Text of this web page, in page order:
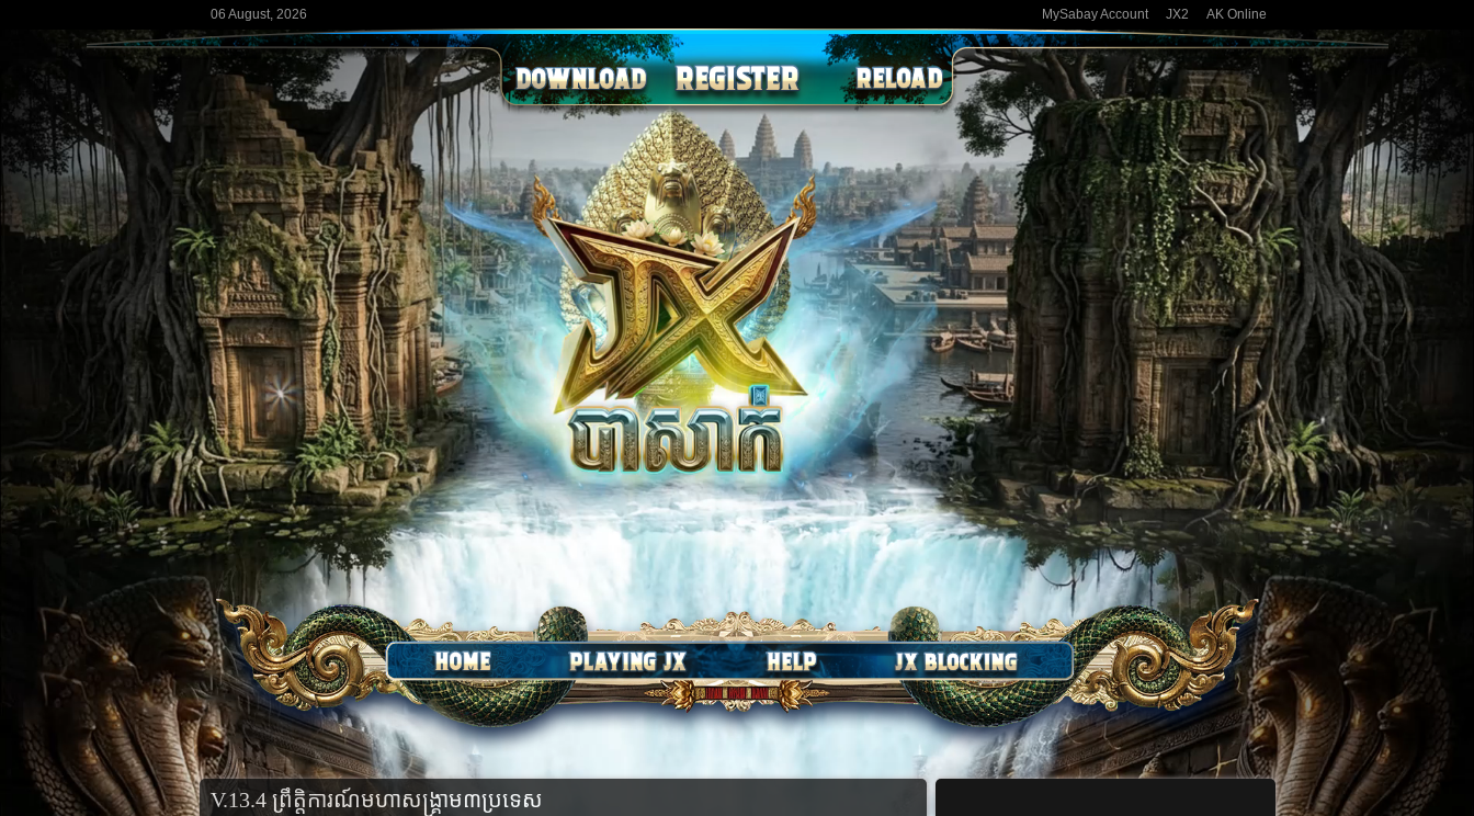
06 August, 2026 MySabay Account JX2 AK Online
V.13.4 ព្រឹត្តិការណ៍មហាសង្គ្រាម៣ប្រទេស